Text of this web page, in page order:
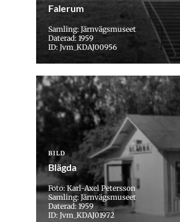
Falerum
Samling: Järnvägsmuseet
Daterad: 1959
ID: Jvm_KDAJ00956
BILD
Blägda
Foto: Karl-Axel Petersson
Samling: Järnvägsmuseet
Daterad: 1959
ID: Jvm_KDAJ01972